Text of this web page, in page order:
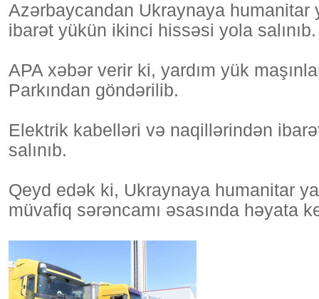
Azərbaycandan Ukraynaya humanitar
ibarət yükün ikinci hissəsi yola salınıb.
APA xəbər verir ki, yardım yük
Parkından göndərilib.
Elektrik kabelləri və naqillərindən
salınıb.
Qeyd edək ki, Ukraynaya humanitar
müvafiq sərəncamı əsasında həyata